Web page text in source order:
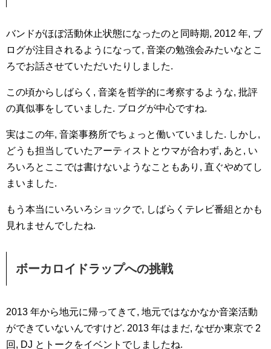
バンドがほぼ活動休止状態になったのと同時期, 2012 年, ブ
ログが注目されるようになって, 音楽の勉強会みたいなとこ
ろでお話させていただいたりしました.
この頃からしばらく, 音楽を哲学的に考察するような, 批評
の真似事をしていました. ブログが中心ですね.
実はこの年, 音楽事務所でちょっと働いていました. しかし,
どうも担当していたアーティストとウマが合わず, あと, い
ろいろとここでは書けないようなこともあり, 直ぐやめてし
まいました.
もう本当にいろいろショックで, しばらくテレビ番組とかも
見れませんでしたね.
ボーカロイドラップへの挑戦
2013 年から地元に帰ってきて, 地元ではなかなか音楽活動
ができていないんですけど. 2013 年はまだ, なぜか東京で 2
回, DJ とトークをイベントでしましたね.